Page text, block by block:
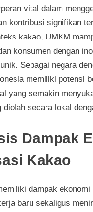
vital dalam
kontribusi signifikan
kakao, UMKM
konsumen dengan
Sebagai negara
memiliki potensi
yang semakin
diolah secara lokal
Dampak
Kakao
dampak
baru sekaligus